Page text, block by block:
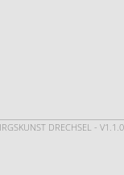
DRECHSEL - V1.1.0